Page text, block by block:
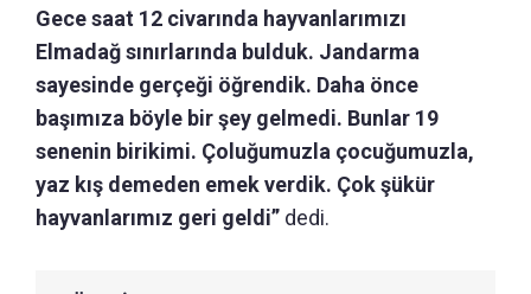
Gece saat 12 civarında hayvanlarımızı
Elmadağ sınırlarında bulduk. Jandarma
sayesinde gerçeği öğrendik. Daha önce
başımıza böyle bir şey gelmedi. Bunlar 19
senenin birikimi. Çoluğumuzla çocuğumuzla,
yaz kış demeden emek verdik. Çok şükür
hayvanlarımız geri geldi” dedi.